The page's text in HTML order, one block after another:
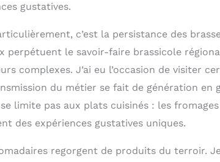
gustatives.
c’est la persistance des
perpétuent le savoir-faire brassicole
complexes. J’ai eu l’occasion de visiter
du métier se fait de génération en
limite pas aux plats cuisinés : les
des expériences gustatives uniques.
regorgent de produits du terroir.